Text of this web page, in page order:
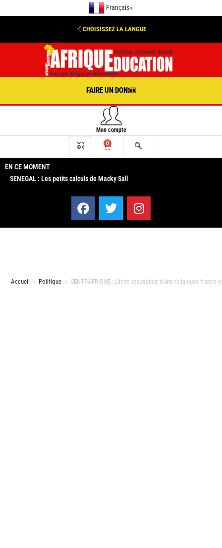
Français ▼
CHOISISSEZ LA LANGUE
FAIRE UN DON
Mon compte
0
EN CE MOMENT
SENEGAL : Les petits calculs de Macky Sall
Accueil > Politique > CENTRAFRIQUE : Lâche assassinat d’une religieuse franco-